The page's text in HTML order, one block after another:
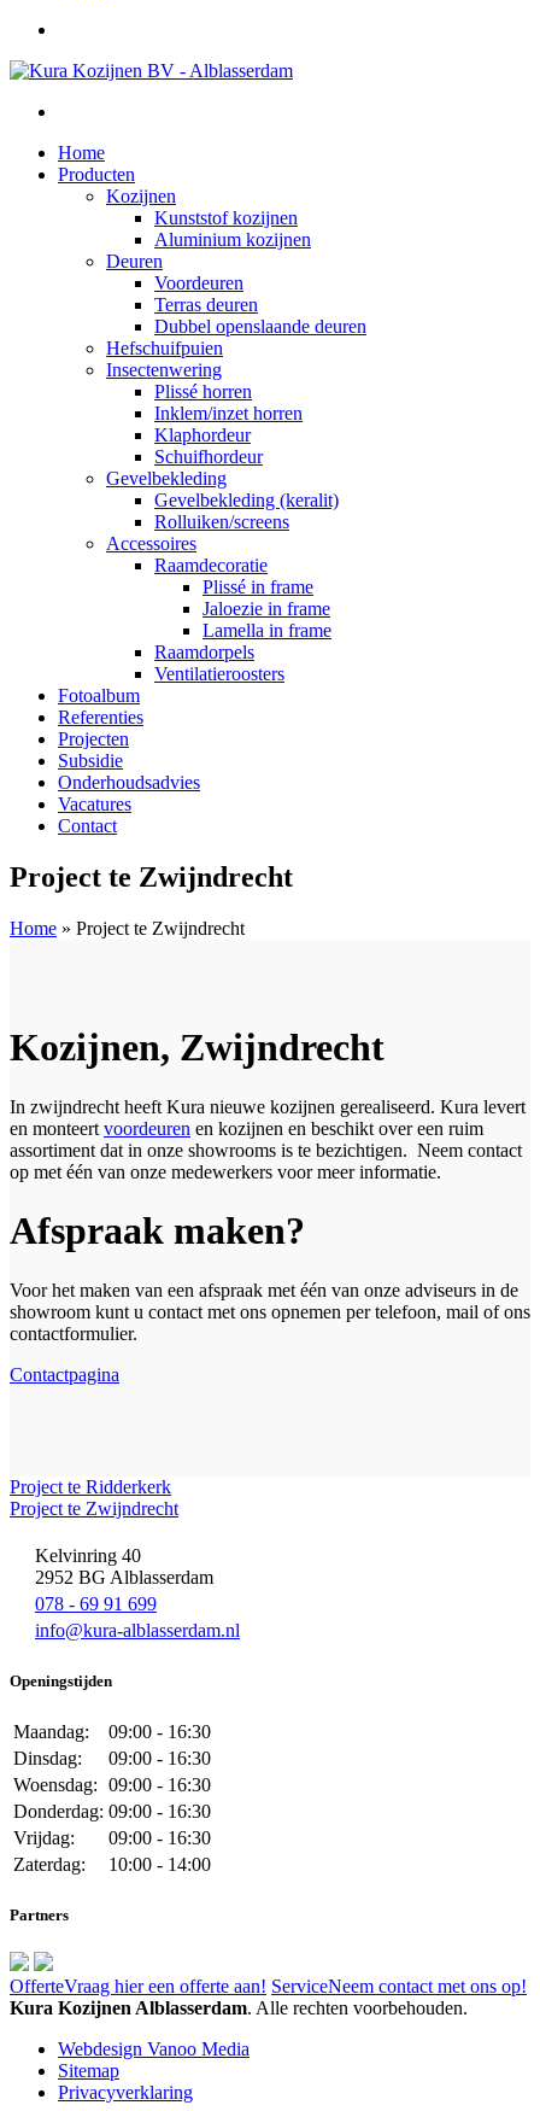
Home
Producten
Kozijnen
Kunststof kozijnen
Aluminium kozijnen
Deuren
Voordeuren
Terras deuren
Dubbel openslaande deuren
Hefschuifpuien
Insectenwering
Plissé horren
Inklem/inzet horren
Klaphordeur
Schuifhordeur
Gevelbekleding
Gevelbekleding (keralit)
Rolluiken/screens
Accessoires
Raamdecoratie
Plissé in frame
Jaloezie in frame
Lamella in frame
Raamdorpels
Ventilatieroosters
Fotoalbum
Referenties
Projecten
Subsidie
Onderhoudsadvies
Vacatures
Contact
Project te Zwijndrecht
Home » Project te Zwijndrecht
Kozijnen, Zwijndrecht
In zwijndrecht heeft Kura nieuwe kozijnen gerealiseerd. Kura levert
en monteert voordeuren en kozijnen en beschikt over een ruim
assortiment dat in onze showrooms is te bezichtigen. Neem contact
op met één van onze medewerkers voor meer informatie.
Afspraak maken?
Voor het maken van een afspraak met één van onze adviseurs in de
showroom kunt u contact met ons opnemen per telefoon, mail of ons
contactformulier.
Contactpagina
Project te Ridderkerk
Project te Zwijndrecht
Kelvinring 40
2952 BG Alblasserdam
078 - 69 91 699
info@kura-alblasserdam.nl
Openingstijden
Maandag:
09:00 - 16:30
Dinsdag:
09:00 - 16:30
Woensdag: 09:00 - 16:30
Donderdag: 09:00 - 16:30
Vrijdag:
09:00 - 16:30
Zaterdag:
10:00 - 14:00
Partners
OfferteVraag hier een offerte aan! ServiceNeem contact met ons op!
Kura Kozijnen Alblasserdam. Alle rechten voorbehouden.
Webdesign Vanoo Media
Sitemap
Privacyverklaring